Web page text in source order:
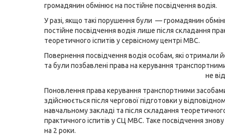
громадянин обмінює на постійне посвідчення водія.
У разі, якщо такі порушення були — громадянин
постійне посвідчення водія лише після складання
теоретичного іспитів у сервісному центрі МВС.
Повернення посвідчення водія особам, які отримали
та були позбавлені права на керування
не
Поновлення права керування транспортними
здійснюється після чергової підготовки у
навчальному закладі та після складання
практичного іспитів у СЦ МВС. Таке посвідчення
на 2 роки.